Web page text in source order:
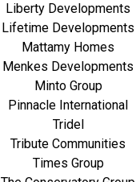
Liberty Developments
Lifetime Developments
Mattamy Homes
Menkes Developments
Minto Group
Pinnacle International
Tridel
Tribute Communities
Times Group